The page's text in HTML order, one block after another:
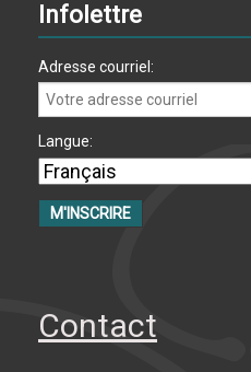
Infolettre
Adresse courriel:
Langue:
Contact